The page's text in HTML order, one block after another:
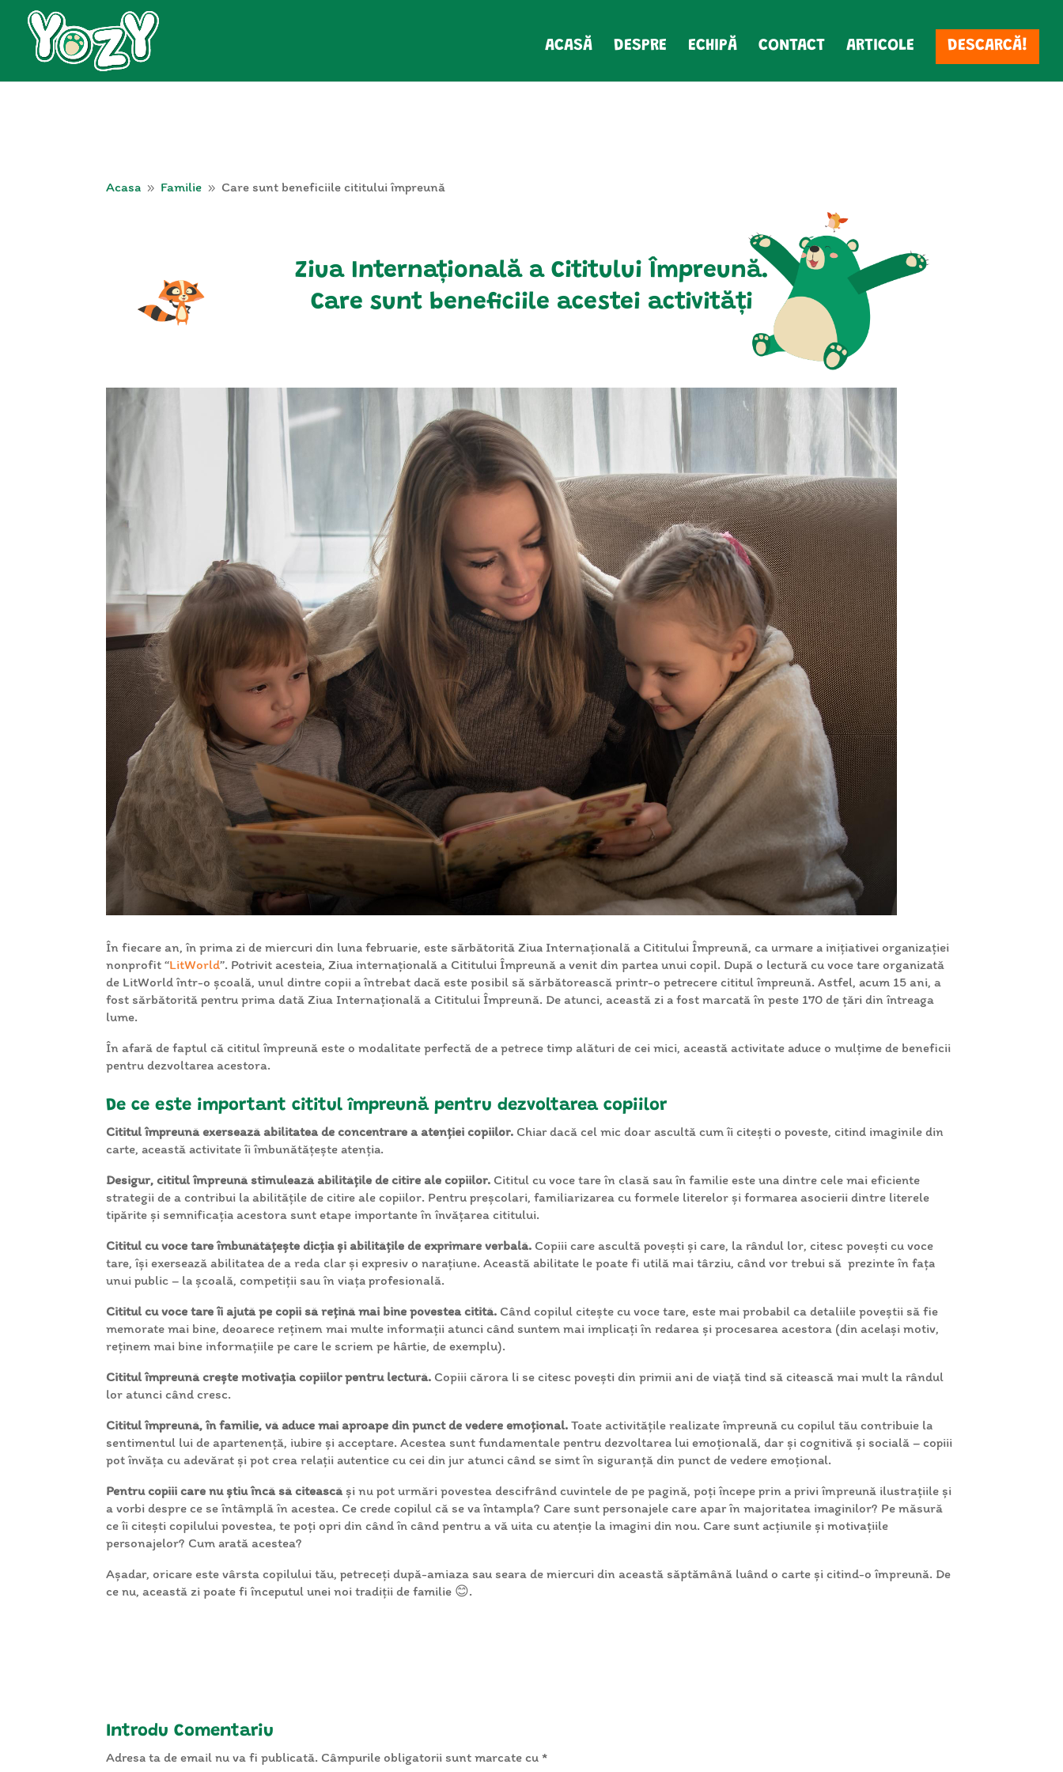
ACASĂ DESPRE ECHIPĂ CONTACT ARTICOLE DESCARCĂ!
Acasa 9 Familie 9 Care sunt beneficiile cititului împreună
Ziua Internațională a Cititului Împreună.
Care sunt beneficiile acestei activități
În fiecare an, în prima zi de miercuri din luna februarie, este sărbătorită Ziua Internațională a Cititului Împreună, ca urmare a inițiativei organizației
nonprofit “LitWorld”. Potrivit acesteia, Ziua internațională a Cititului Împreună a venit din partea unui copil. După o lectură cu voce tare organizată
de LitWorld într-o școală, unul dintre copii a întrebat dacă este posibil să sărbătorească printr-o petrecere cititul împreună. Astfel, acum 15 ani, a
fost sărbătorită pentru prima dată Ziua Internațională a Cititului Împreună. De atunci, această zi a fost marcată în peste 170 de țări din întreaga
lume.
În afară de faptul că cititul împreună este o modalitate perfectă de a petrece timp alături de cei mici, această activitate aduce o mulțime de beneficii
pentru dezvoltarea acestora.
De ce este important cititul împreună pentru dezvoltarea copiilor
Cititul împreună exersează abilitatea de concentrare a atenției copiilor. Chiar dacă cel mic doar ascultă cum îi citești o poveste, citind imaginile din
carte, această activitate îi îmbunătățește atenția.
Desigur, cititul împreună stimulează abilitățile de citire ale copiilor. Cititul cu voce tare în clasă sau în familie este una dintre cele mai eficiente
strategii de a contribui la abilitățile de citire ale copiilor. Pentru preșcolari, familiarizarea cu formele literelor și formarea asocierii dintre literele
tipărite și semnificația acestora sunt etape importante în învățarea cititului.
Cititul cu voce tare îmbunătățește dicția și abilitățile de exprimare verbală. Copiii care ascultă povești și care, la rândul lor, citesc povești cu voce
tare, își exersează abilitatea de a reda clar și expresiv o narațiune. Această abilitate le poate fi utilă mai târziu, când vor trebui să prezinte în fața
unui public – la școală, competiții sau în viața profesională.
Cititul cu voce tare îi ajută pe copii să rețină mai bine povestea citită. Când copilul citește cu voce tare, este mai probabil ca detaliile poveștii să fie
memorate mai bine, deoarece reținem mai multe informații atunci când suntem mai implicați în redarea și procesarea acestora (din același motiv,
reținem mai bine informațiile pe care le scriem pe hârtie, de exemplu).
Cititul împreună crește motivația copiilor pentru lectură. Copiii cărora li se citesc povești din primii ani de viață tind să citească mai mult la rândul
lor atunci când cresc.
Cititul împreună, în familie, vă aduce mai aproape din punct de vedere emoțional. Toate activitățile realizate împreună cu copilul tău contribuie la
sentimentul lui de apartenență, iubire și acceptare. Acestea sunt fundamentale pentru dezvoltarea lui emoțională, dar și cognitivă și socială – copiii
pot învăța cu adevărat și pot crea relații autentice cu cei din jur atunci când se simt în siguranță din punct de vedere emoțional.
Pentru copiii care nu știu încă să citească și nu pot urmări povestea descifrând cuvintele de pe pagină, poți începe prin a privi împreună ilustrațiile și
a vorbi despre ce se întâmplă în acestea. Ce crede copilul că se va întampla? Care sunt personajele care apar în majoritatea imaginilor? Pe măsură
ce îi citești copilului povestea, te poți opri din când în când pentru a vă uita cu atenție la imagini din nou. Care sunt acțiunile și motivațiile
personajelor? Cum arată acestea?
Așadar, oricare este vârsta copilului tău, petreceți după-amiaza sau seara de miercuri din această săptămână luând o carte și citind-o împreună. De
ce nu, această zi poate fi începutul unei noi tradiții de familie 😊.
Introdu Comentariu
Adresa ta de email nu va fi publicată. Câmpurile obligatorii sunt marcate cu*